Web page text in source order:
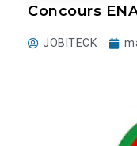
Concours
JOBITECK